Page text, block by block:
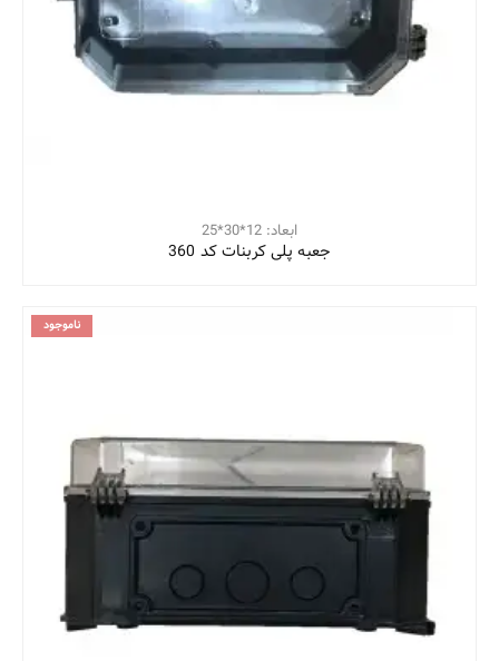
ابعاد: 12*30*25
جعبه پلی کربنات کد 360
ناموجود